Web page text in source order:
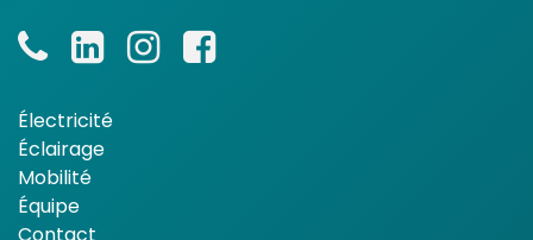
Électricité
Éclairage
Mobilité
Équipe
Contact